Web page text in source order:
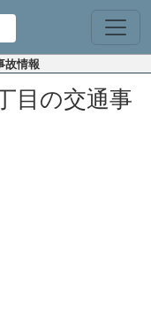
故情報
目の交通事